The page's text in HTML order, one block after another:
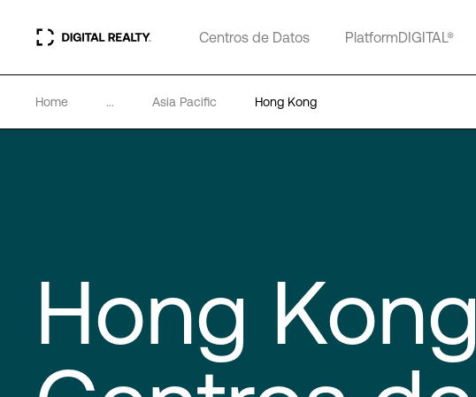
Centros de Datos PlatformDIGITAL®
Home ... Asia Pacific Hong Kong
Hong Kong